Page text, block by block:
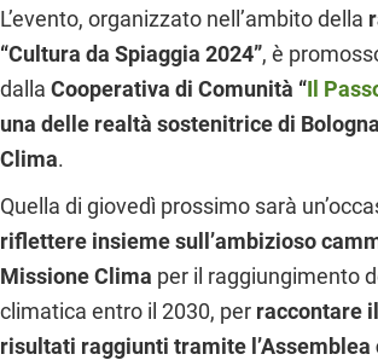
L’evento, organizzato nell’ambito della
“Cultura da Spiaggia 2024”, è
dalla Cooperativa di Comunità “Il
una delle realtà sostenitrice di
Clima.
Quella di giovedì prossimo sarà
riflettere insieme sull’ambizioso
Missione Clima per il raggiungimento
climatica entro il 2030, per raccontare
risultati raggiunti tramite l’Assemblea